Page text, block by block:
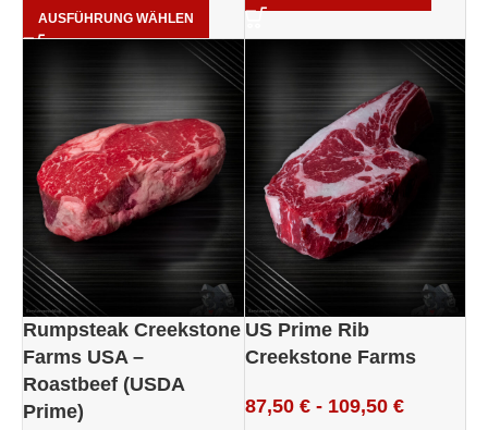
AUSFÜHRUNG WÄHLEN
Rumpsteak Creekstone
Farms USA –
Roastbeef (USDA
Prime)
US Prime Rib
Creekstone Farms
87,50 €- 109,50 €